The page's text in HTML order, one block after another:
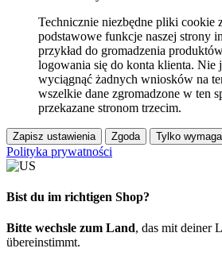
Technicznie niezbędne pliki cookie
podstawowe funkcje naszej strony
przykład do gromadzenia
logowania się do konta klienta. Nie
wyciągnąć żadnych wniosków na
wszelkie dane zgromadzone w ten
przekazane stronom trzecim.
Zapisz ustawienia Zgoda Tylko
Polityka prywatności
Bist du im richtigen Shop?
Bitte wechsle zum Land, das mit deiner
übereinstimmt.